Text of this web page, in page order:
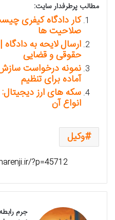
مطالب پرطرفدار سایت:
کار دادگاه کیفری
صلاحیت ها
ارسال لایحه به
حقوقی و قضایی
نمونه درخواست
آماده برای تنظیم
سکه های ارز دیجیتال:
انواع آن
وکیل
جرم